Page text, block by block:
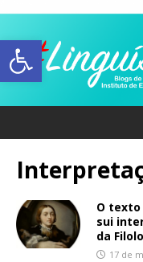
Abrir a
O
sui
da
17 de